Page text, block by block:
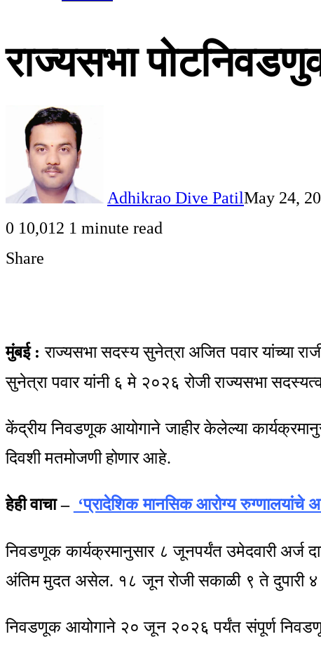
राज्यसभा
Adhikrao Dive PatilMay 24,
0 10,012 1 minute read
Share
Email
मुंबई : राज्यसभा सदस्य सुनेत्रा अजित पवार यांच्या
सुनेत्रा पवार यांनी ६ मे २०२६ रोजी राज्यसभा
केंद्रीय निवडणूक आयोगाने जाहीर केलेल्या
दिवशी मतमोजणी होणार आहे.
हेही वाचा – ‘प्रादेशिक मानसिक आरोग्य रुग्णालयांचे
निवडणूक कार्यक्रमानुसार ८ जूनपर्यंत उमेदवारी अर्ज
अंतिम मुदत असेल. १८ जून रोजी सकाळी ९ ते दुपारी ४
निवडणूक आयोगाने २० जून २०२६ पर्यंत संपूर्ण